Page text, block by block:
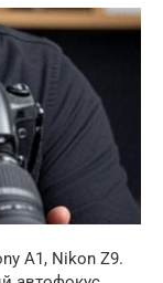
A1, Nikon Z9.